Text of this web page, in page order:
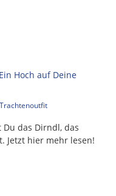
Hoch auf Deine
Du das Dirndl, das
Jetzt hier mehr lesen!